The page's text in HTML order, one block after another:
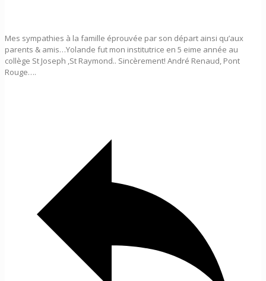
Mes sympathies à la famille éprouvée par son départ ainsi qu’aux
parents & amis…Yolande fut mon institutrice en 5 eime année au
collège St Joseph ,St Raymond.. Sincèrement! André Renaud, Pont
Rouge….